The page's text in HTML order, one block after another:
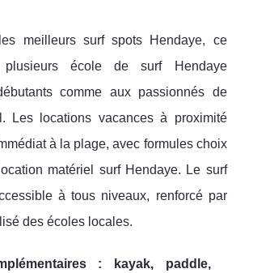
meilleurs surf spots Hendaye, ce
plusieurs école de surf Hendaye
comme aux passionnés de
Les locations vacances à proximité
à la plage, avec formules choix
matériel surf Hendaye. Le surf
à tous niveaux, renforcé par
des écoles locales.
: kayak, paddle,